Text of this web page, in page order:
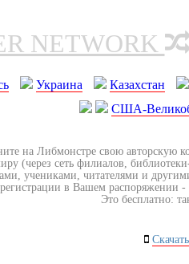
NETWORK
Украина Казахстан
США-
на Либмонстре свою авторскую
(через сеть филиалов,
учениками, читателями и
в Вашем распоряжении -
Это бесплатно: